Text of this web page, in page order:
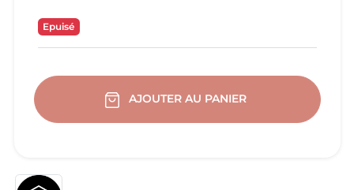
Epuisé
AJOUTER AU PANIER